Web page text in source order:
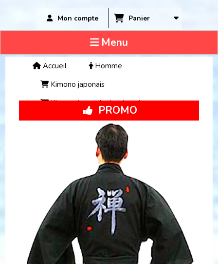
Mon compte Panier
Menu
Accueil
Homme
Kimono japonais
Kimono japonais classique homme
Kimono japonais GinIro Zen coton noir homme
PROMO